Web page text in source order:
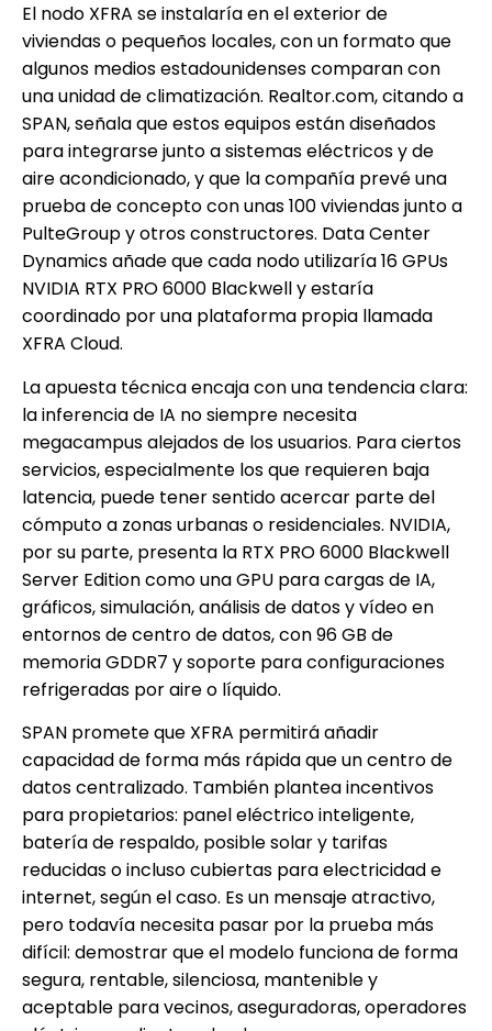
El nodo XFRA se instalaría en el exterior de
viviendas o pequeños locales, con un formato que
algunos medios estadounidenses comparan con
una unidad de climatización. Realtor.com, citando a
SPAN, señala que estos equipos están diseñados
para integrarse junto a sistemas eléctricos y de
aire acondicionado, y que la compañía prevé una
prueba de concepto con unas 100 viviendas junto a
PulteGroup y otros constructores. Data Center
Dynamics añade que cada nodo utilizaría 16 GPUs
NVIDIA RTX PRO 6000 Blackwell y estaría
coordinado por una plataforma propia llamada
XFRA Cloud.
La apuesta técnica encaja con una tendencia clara:
la inferencia de IA no siempre necesita
megacampus alejados de los usuarios. Para ciertos
servicios, especialmente los que requieren baja
latencia, puede tener sentido acercar parte del
cómputo a zonas urbanas o residenciales. NVIDIA,
por su parte, presenta la RTX PRO 6000 Blackwell
Server Edition como una GPU para cargas de IA,
gráficos, simulación, análisis de datos y vídeo en
entornos de centro de datos, con 96 GB de
memoria GDDR7 y soporte para configuraciones
refrigeradas por aire o líquido.
SPAN promete que XFRA permitirá añadir
capacidad de forma más rápida que un centro de
datos centralizado. También plantea incentivos
para propietarios: panel eléctrico inteligente,
batería de respaldo, posible solar y tarifas
reducidas o incluso cubiertas para electricidad e
internet, según el caso. Es un mensaje atractivo,
pero todavía necesita pasar por la prueba más
difícil: demostrar que el modelo funciona de forma
segura, rentable, silenciosa, mantenible y
aceptable para vecinos, aseguradoras, operadores